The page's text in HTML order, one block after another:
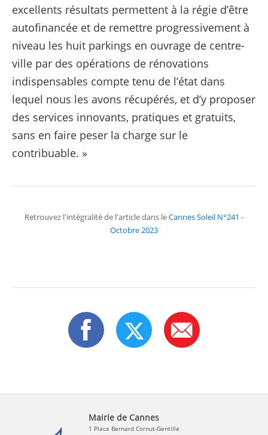
excellents résultats permettent à la régie d’être
autofinancée et de remettre progressivement à
niveau les huit parkings en ouvrage de centre-
ville par des opérations de rénovations
indispensables compte tenu de l’état dans
lequel nous les avons récupérés, et d’y proposer
des services innovants, pratiques et gratuits,
sans en faire peser la charge sur le
contribuable. »
Retrouvez l'intégralité de l'article dans leCannes Soleil N°241 -
Octobre 2023
Mairie de Cannes
1 Place Bernard Cornut-Gentille